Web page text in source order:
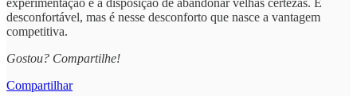
desconfortável, mas é nesse desconforto que nasce a vantagem
competitiva.
Gostou? Compartilhe!
Compartilhar